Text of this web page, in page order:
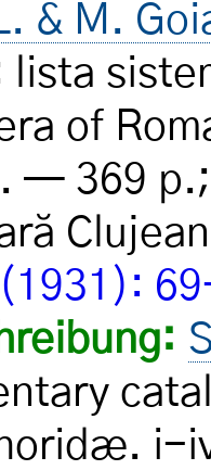
& M.
lista
of
— 369
(1931):
i-